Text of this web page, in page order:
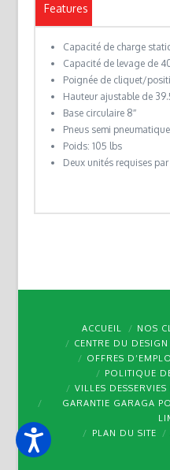
Features
Capacité de charge
Capacité de levage de
Poignée de cliquet/
Hauteur ajustable de
Base circulaire 8″
Pneus semi
Poids: 105 lbs
Deux unités requises
ACCUEIL NOS
CENTRE DU DESIGN
OFFRES
POLITIQUE
VILLES
GARANTIE GARAGA
PLAN DU SITE